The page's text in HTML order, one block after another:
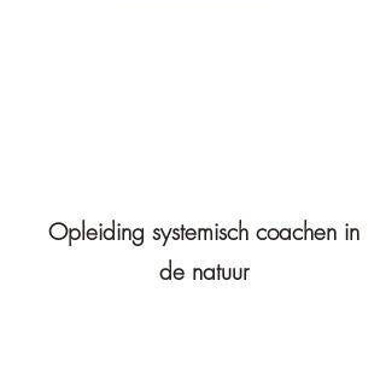
Opleiding systemisch coachen in
de natuur